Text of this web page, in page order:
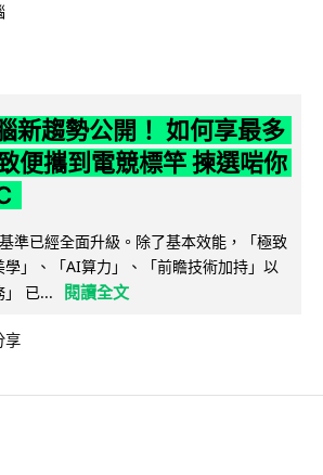
新趨勢公開！ 如何享最多
便攜到電競標竿 揀選啱你
準已經全面升級。除了基本效能，「極致
」、「AI算力」、「前瞻技術加持」以
」 已...
閱讀全文
享